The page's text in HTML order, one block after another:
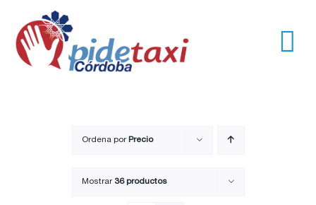
contenido
Ordena por Precio
Mostrar 36 productos